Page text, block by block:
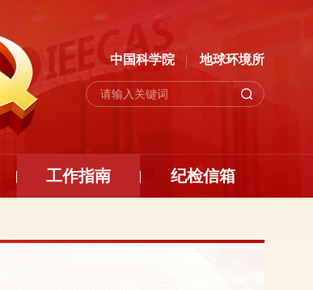
中国科学院 地球环境所
工作指南 纪检信箱